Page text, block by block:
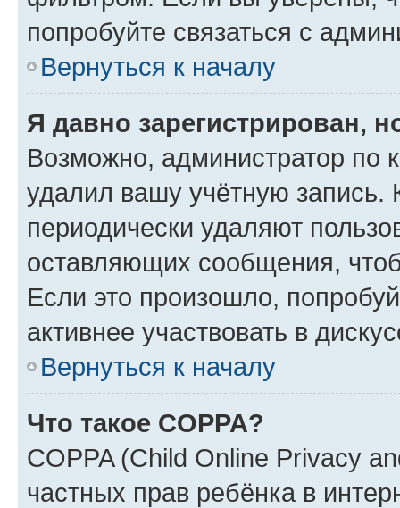
попробуйте связаться с
Вернуться к началу
Я давно зарегистрирован,
Возможно, администратор по
удалил вашу учётную запись.
периодически удаляют
оставляющих сообщения,
Если это произошло,
активнее участвовать в
Вернуться к началу
Что такое COPPA?
COPPA (Child Online Privacy
частных прав ребёнка в